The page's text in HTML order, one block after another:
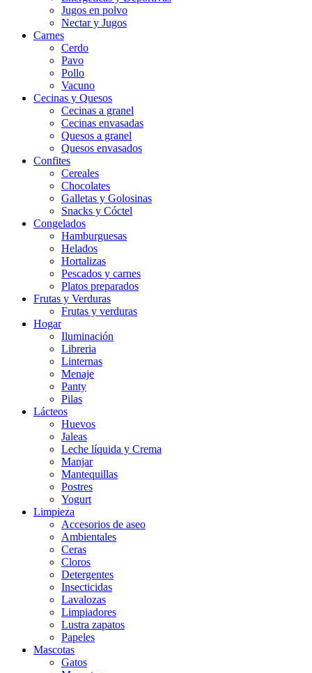
Jugos en polvo
Nectar y Jugos
Carnes
Cerdo
Pavo
Pollo
Vacuno
Cecinas y Quesos
Cecinas a granel
Cecinas envasadas
Quesos a granel
Quesos envasados
Confites
Cereales
Chocolates
Galletas y Golosinas
Snacks y Cóctel
Congelados
Hamburguesas
Helados
Hortalizas
Pescados y carnes
Platos preparados
Frutas y Verduras
Frutas y verduras
Hogar
Iluminación
Libreria
Linternas
Menaje
Panty
Pilas
Lácteos
Huevos
Jaleas
Leche líquida y Crema
Manjar
Mantequillas
Postres
Yogurt
Limpieza
Accesorios de aseo
Ambientales
Ceras
Cloros
Detergentes
Insecticidas
Lavalozas
Limpiadores
Lustra zapatos
Papeles
Mascotas
Gatos